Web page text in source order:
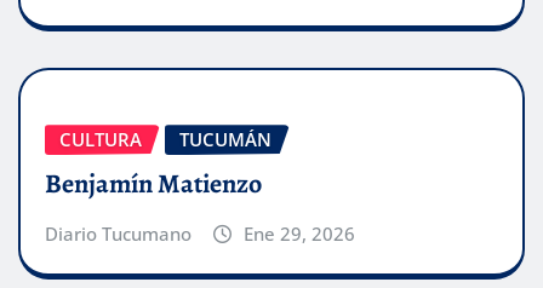
CULTURA TUCUMÁN
Benjamín Matienzo
Diario Tucumano Ene 29, 2026